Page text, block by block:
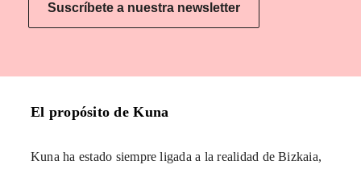
Suscríbete a nuestra newsletter
El propósito de Kuna
Kuna ha estado siempre ligada a la realidad de Bizkaia,